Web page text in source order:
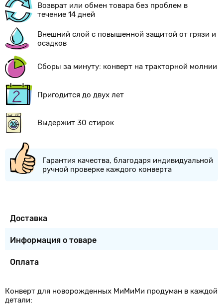
Возврат или обмен товара без проблем в
течение 14 дней
Внешний слой с повышенной защитой от грязи и
осадков
Сборы за минуту: конверт на тракторной молнии
Пригодится до двух лет
Выдержит 30 стирок
Гарантия качества, благодаря индивидуальной
ручной проверке каждого конверта
Доставка
Информация о товаре
Оплата
Конверт для новорожденных МиМиМи продуман в каждой
детали: